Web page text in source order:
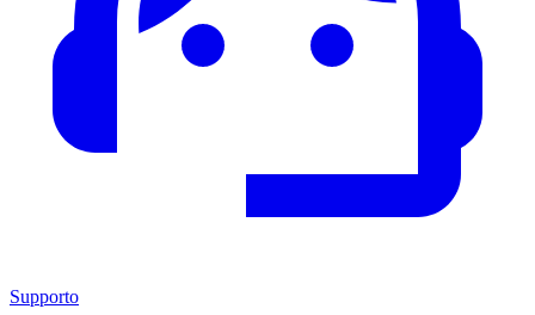
Supporto